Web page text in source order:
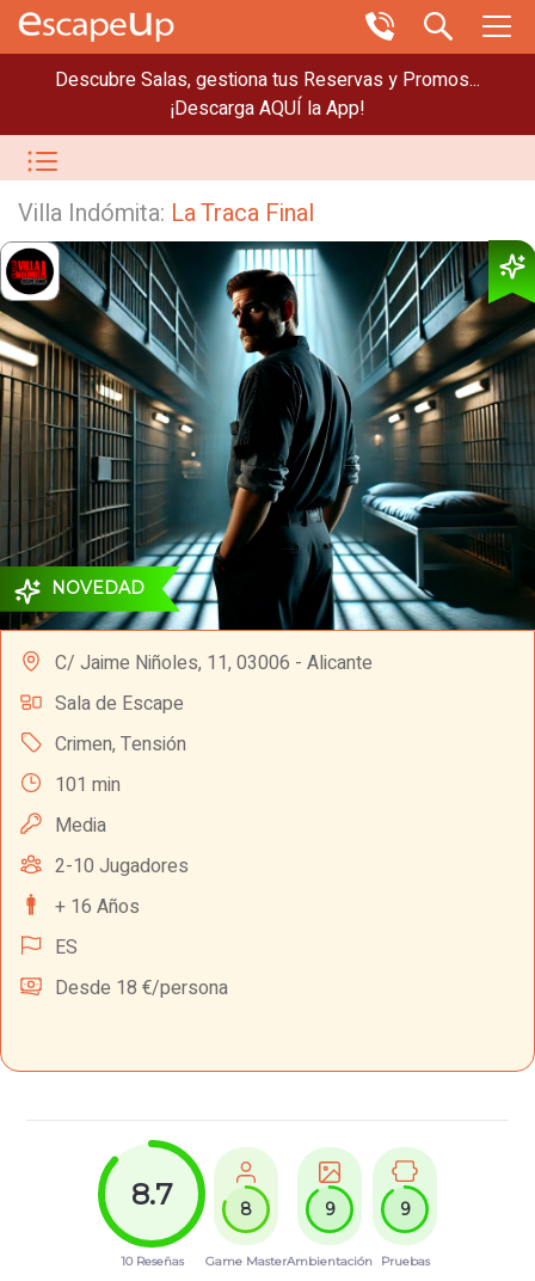
Descubre Salas, gestiona tus Reservas y Promos...
¡Descarga AQUÍ la App!
Villa Indómita: La Traca Final
NOVEDAD
C/ Jaime Niñoles, 11, 03006 - Alicante
Sala de Escape
Crimen, Tensión
101 min
Media
2-10 Jugadores
+ 16 Años
ES
Desde 18 €/persona
8.7
10 Reseñas
8
Game Master
9
Ambientación
9
Pruebas